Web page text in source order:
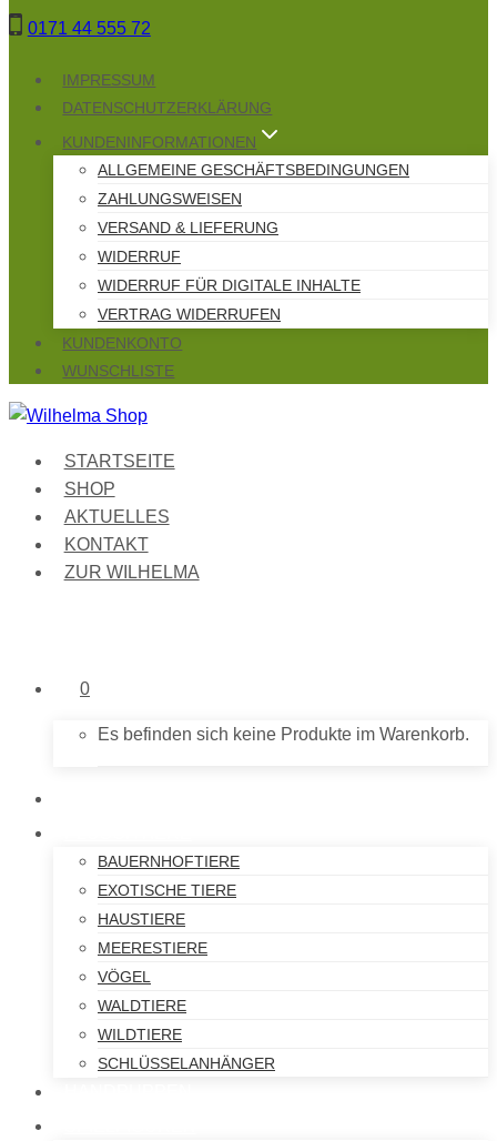
Zum
Inhalt
0171 44 555 72
IMPRESSUM
DATENSCHUTZERKLÄRUNG
KUNDENINFORMATIONEN
ALLGEMEINE GESCHÄFTSBEDINGUNGEN
ZAHLUNGSWEISEN
VERSAND & LIEFERUNG
WIDERRUF
WIDERRUF FÜR DIGITALE INHALTE
VERTRAG WIDERRUFEN
KUNDENKONTO
WUNSCHLISTE
STARTSEITE
SHOP
AKTUELLES
KONTAKT
ZUR WILHELMA
0
Es befinden sich keine Produkte im Warenkorb.
BAUERNHOFTIERE
EXOTISCHE TIERE
HAUSTIERE
MEERESTIERE
VÖGEL
WALDTIERE
WILDTIERE
SCHLÜSSELANHÄNGER